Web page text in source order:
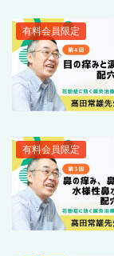
有料会員限定
有料会員限定